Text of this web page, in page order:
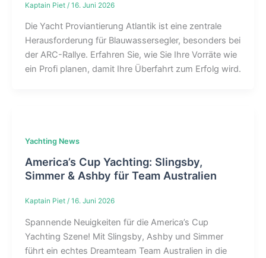
Kaptain Piet / 16. Juni 2026
Die Yacht Proviantierung Atlantik ist eine zentrale
Herausforderung für Blauwassersegler, besonders bei
der ARC-Rallye. Erfahren Sie, wie Sie Ihre Vorräte wie
ein Profi planen, damit Ihre Überfahrt zum Erfolg wird.
Yachting News
America’s Cup Yachting: Slingsby,
Simmer & Ashby für Team Australien
Kaptain Piet / 16. Juni 2026
Spannende Neuigkeiten für die America’s Cup
Yachting Szene! Mit Slingsby, Ashby und Simmer
führt ein echtes Dreamteam Team Australien in die